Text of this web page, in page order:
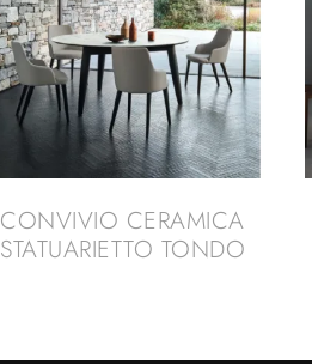
CONVIVIO CERAMICA
STATUARIETTO TONDO